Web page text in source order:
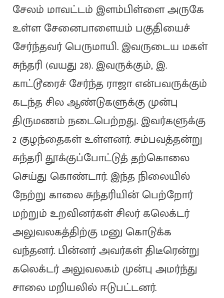
சேலம் மாவட்டம் இளம்பிள்ளை அருகே
உள்ள சேனைபாளையம் பகுதியைச்
சேர்ந்தவர் பெருமாயி. இவருடைய மகள்
சுந்தரி (வயது 28). இவருக்கும், இ.
காட்டூரைச் சேர்ந்த ராஜா என்பவருக்கும்
கடந்த சில ஆண்டுகளுக்கு முன்பு
திருமணம் நடைபெற்றது. இவர்களுக்கு
2 குழந்தைகள் உள்ளனர். சம்பவத்தன்று
சுந்தரி தூக்குப்போட்டுத் தற்கொலை
செய்து கொண்டார். இந்த நிலையில்
நேற்று காலை சுந்தரியின் பெற்றோர்
மற்றும் உறவினர்கள் சிலர் கலெக்டர்
அலுவலகத்திற்கு மனு கொடுக்க
வந்தனர். பின்னர் அவர்கள் திடீரென்று
கலெக்டர் அலுவலகம் முன்பு அமர்ந்து
சாலை மறியலில் ஈடுபட்டனர்.